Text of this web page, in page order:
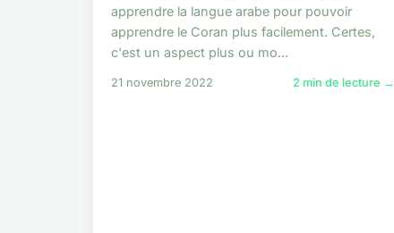
apprendre la langue arabe pour pouvoir
apprendre le Coran plus facilement. Certes,
c'est un aspect plus ou mo...
21 novembre 2022 2 min de lecture →